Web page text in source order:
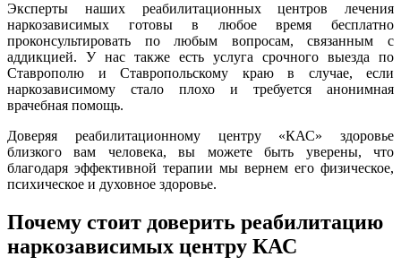
Эксперты наших реабилитационных центров лечения
наркозависимых готовы в любое время бесплатно
проконсультировать по любым вопросам, связанным с
аддикцией. У нас также есть услуга срочного выезда по
Ставрополю и Ставропольскому краю в случае, если
наркозависимому стало плохо и требуется анонимная
врачебная помощь.
Доверяя реабилитационному центру «КАС» здоровье
близкого вам человека, вы можете быть уверены, что
благодаря эффективной терапии мы вернем его физическое,
психическое и духовное здоровье.
Почему стоит доверить реабилитацию
наркозависимых центру КАС